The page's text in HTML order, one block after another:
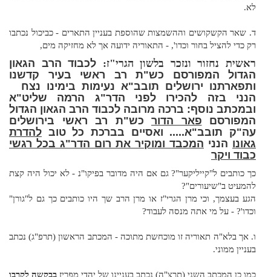
לא.
ד. שאר הקשקושים וההשמצות שהוספת בעניין התארים - כביכול נכתבו
רק כדי להציל בחור וכדו', - התאוריה ידועה אך לא מחזיקה מים,
ראשית נחזור ונזכר בלשון הגרי"ז: לכבוד הרב הגאון
הגדול המפורסם כש"ת רב ראשי בעיר קדשנו
ותפארתנו ירושלים תובב"א נעימות בימינו נצח
הנני בזה להכירו לפני הדר"ג הרמה שליט"א
ובמכתב נוסף: ברכה מרובה לכבוד הרב הגאון הגדול
המפורסם פאר הדור כש"ת רב ראשי בירושלים
עה"ק תובב"א..... ואסיים בברכת כל טוב להדרת
גאונו הנני המכבד ומוקיר את רום הדר"ג בכל רגשי
כבוד ויקר
כך כותבים ל"קייליקער"? גם אם היה מדובר בפיקו"נ - לא יכול היה קצת
להמעיט ב"שיעורים"?
הגע בעצמך, וכי מרן הגרי"ז או מרן הרב שך היו כותבים כך גם ל"גורן"
וכדו'? - על מי אתה מנסה לעבוד?
ו. אך בלא"ה תאוריה זו מוכחשת מתוכה - המכתב הראשון (תרפ"ג) נכתב
בעניין ממוני.
כמו כן המכתב השני (תרצ"ה) נכתב בעניינו של יהדי מפריז בבקשה לקרבו